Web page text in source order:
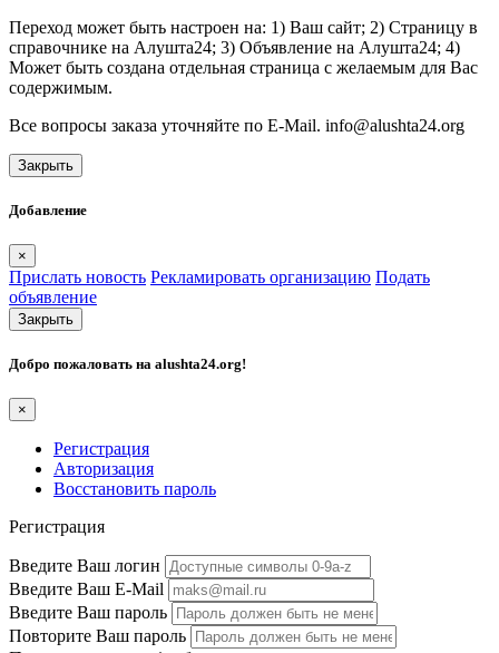
Переход может быть настроен на: 1) Ваш сайт; 2) Страницу в
справочнике на Алушта24; 3) Объявление на Алушта24; 4)
Может быть создана отдельная страница с желаемым для Вас
содержимым.
Все вопросы заказа уточняйте по E-Mail. info@alushta24.org
Закрыть
Добавление
×
Прислать новость Рекламировать организацию Подать
объявление
Закрыть
Добро пожаловать на alushta24.org!
×
Регистрация
Авторизация
Восстановить пароль
Регистрация
Введите Ваш логин
Введите Ваш E-Mail
Введите Ваш пароль
Повторите Ваш пароль